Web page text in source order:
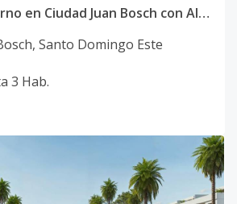
Proyecto Moderno en Ciudad Juan Bosch con Alto Potencial
, Santo Domingo Este
3 Hab.